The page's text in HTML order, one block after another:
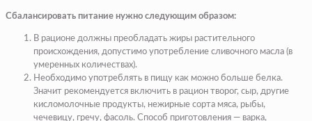
Сбалансировать питание нужно следующим образом:
В рационе должны преобладать жиры растительного
происхождения, допустимо употребление сливочного масла (в
умеренных количествах).
Необходимо употреблять в пищу как можно больше белка.
Значит рекомендуется включить в рацион творог, сыр, другие
кисломолочные продукты, нежирные сорта мяса, рыбы,
чечевицу, гречу, фасоль. Способ приготовления — варка,